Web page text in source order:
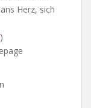
Herz, sich
)